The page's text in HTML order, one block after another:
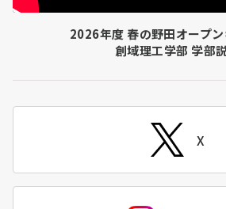
2026年度 春の野田オープ
創域理工学部 学部
X